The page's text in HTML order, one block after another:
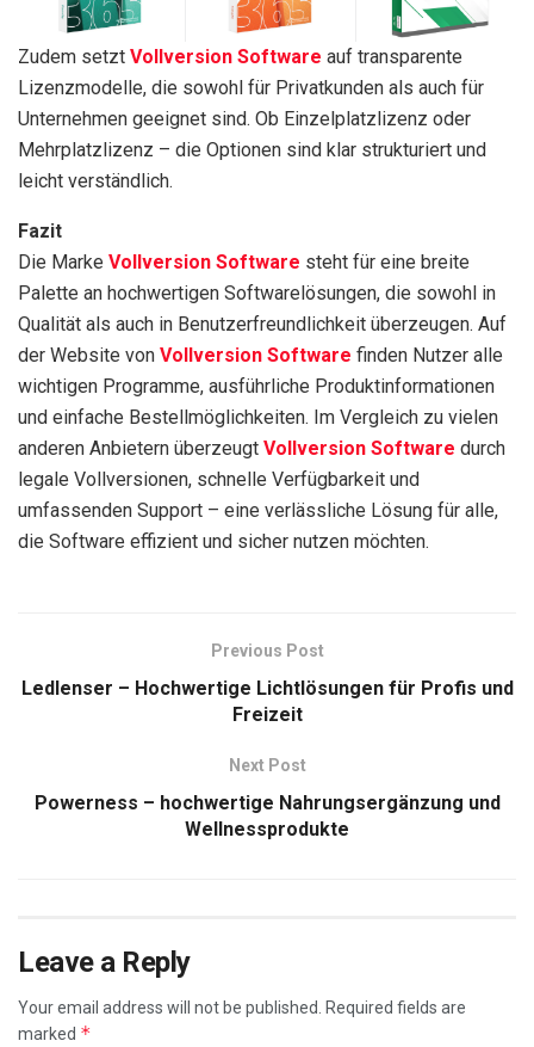
Zudem setzt Vollversion Software auf transparente
Lizenzmodelle, die sowohl für Privatkunden als auch für
Unternehmen geeignet sind. Ob Einzelplatzlizenz oder
Mehrplatzlizenz – die Optionen sind klar strukturiert und
leicht verständlich.
Fazit
Die Marke Vollversion Software steht für eine breite
Palette an hochwertigen Softwarelösungen, die sowohl in
Qualität als auch in Benutzerfreundlichkeit überzeugen. Auf
der Website von Vollversion Software finden Nutzer alle
wichtigen Programme, ausführliche Produktinformationen
und einfache Bestellmöglichkeiten. Im Vergleich zu vielen
anderen Anbietern überzeugt Vollversion Software durch
legale Vollversionen, schnelle Verfügbarkeit und
umfassenden Support – eine verlässliche Lösung für alle,
die Software effizient und sicher nutzen möchten.
Previous Post
Ledlenser – Hochwertige Lichtlösungen für Profis und
Freizeit
Next Post
Powerness – hochwertige Nahrungsergänzung und
Wellnessprodukte
Leave a Reply
Your email address will not be published. Required fields are
marked *